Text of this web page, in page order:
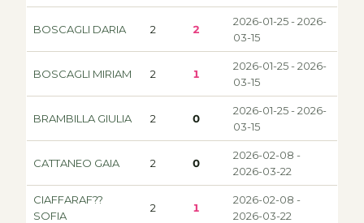
BOSCAGLI DARIA 2 2
2026-01-25 - 2026-
03-15
BOSCAGLI MIRIAM 2 1
2026-01-25 - 2026-
03-15
BRAMBILLA GIULIA 2 0
2026-01-25 - 2026-
03-15
CATTANEO GAIA 2 0
2026-02-08 -
2026-03-22
CIAFFARAF??
SOFIA
2 1
2026-02-08 -
2026-03-22